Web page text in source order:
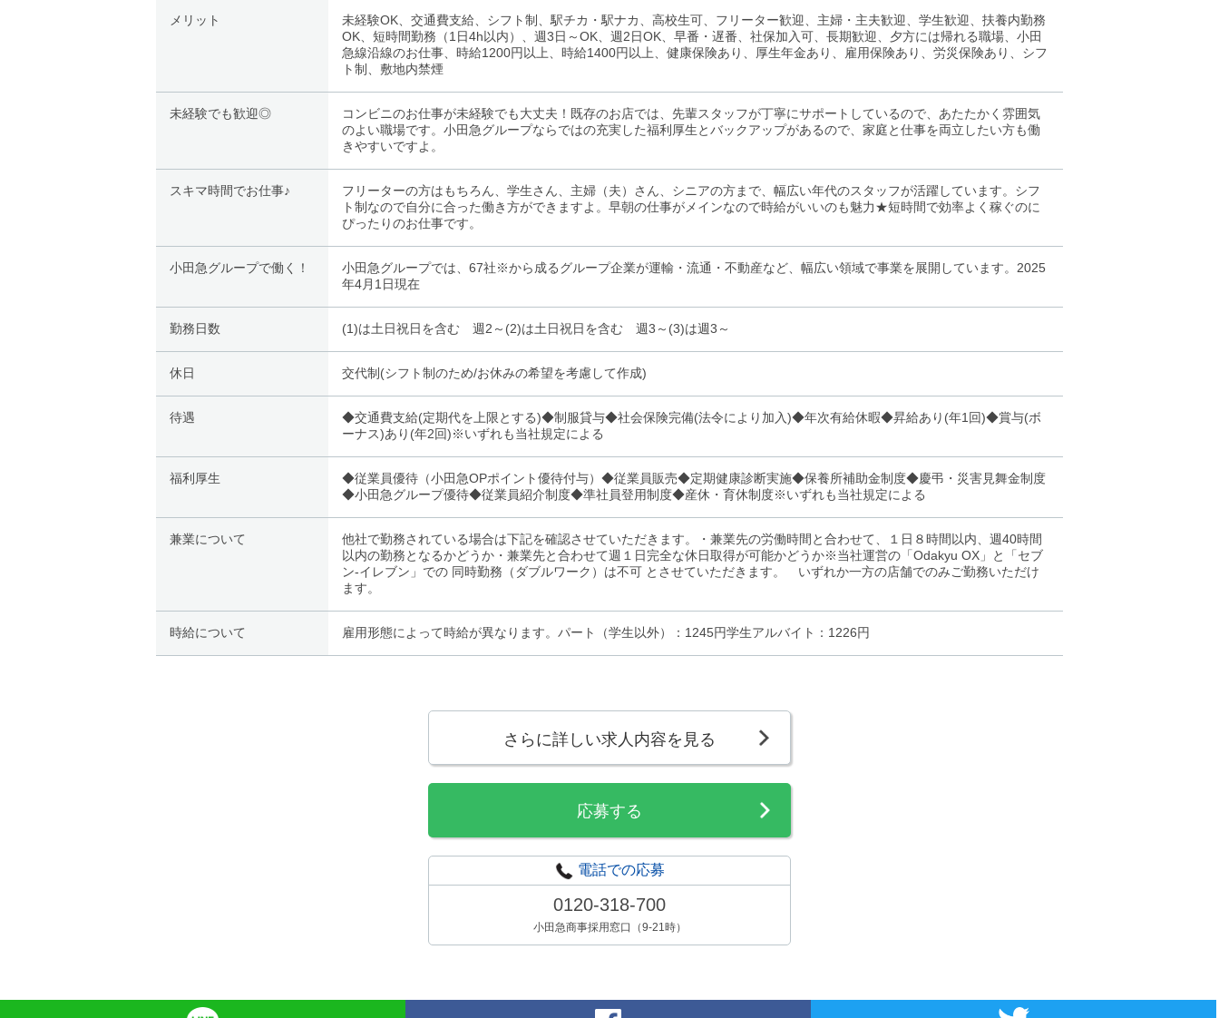
メリット
未経験OK、交通費支給、シフト制、駅チカ・駅ナカ、高校生可、フリーター歓迎、主婦・主夫歓迎、学生歓迎、扶養内勤務
OK、短時間勤務（1日4h以内）、週3日～OK、週2日OK、早番・遅番、社保加入可、長期歓迎、夕方には帰れる職場、小田
急線沿線のお仕事、時給1200円以上、時給1400円以上、健康保険あり、厚生年金あり、雇用保険あり、労災保険あり、シフ
ト制、敷地内禁煙
未経験でも歓迎◎
コンビニのお仕事が未経験でも大丈夫！既存のお店では、先輩スタッフが丁寧にサポートしているので、あたたかく雰囲気
のよい職場です。小田急グループならではの充実した福利厚生とバックアップがあるので、家庭と仕事を両立したい方も働
きやすいですよ。
スキマ時間でお仕事♪
フリーターの方はもちろん、学生さん、主婦（夫）さん、シニアの方まで、幅広い年代のスタッフが活躍しています。シフ
ト制なので自分に合った働き方ができますよ。早朝の仕事がメインなので時給がいいのも魅力★短時間で効率よく稼ぐのに
ぴったりのお仕事です。
小田急グループで働く！
小田急グループでは、67社※から成るグループ企業が運輸・流通・不動産など、幅広い領域で事業を展開しています。2025
年4月1日現在
勤務日数 (1)は土日祝日を含む 週2～(2)は土日祝日を含む 週3～(3)は週3～
休日 交代制(シフト制のため/お休みの希望を考慮して作成)
待遇
◆交通費支給(定期代を上限とする)◆制服貸与◆社会保険完備(法令により加入)◆年次有給休暇◆昇給あり(年1回)◆賞与(ボ
ーナス)あり(年2回)※いずれも当社規定による
福利厚生
◆従業員優待（小田急OPポイント優待付与）◆従業員販売◆定期健康診断実施◆保養所補助金制度◆慶弔・災害見舞金制度
◆小田急グループ優待◆従業員紹介制度◆準社員登用制度◆産休・育休制度※いずれも当社規定による
兼業について
他社で勤務されている場合は下記を確認させていただきます。・兼業先の労働時間と合わせて、１日８時間以内、週40時間
以内の勤務となるかどうか・兼業先と合わせて週１日完全な休日取得が可能かどうか※当社運営の「Odakyu OX」と「セブ
ン-イレブン」での 同時勤務（ダブルワーク）は不可 とさせていただきます。 いずれか一方の店舗でのみご勤務いただけ
ます。
時給について 雇用形態によって時給が異なります。パート（学生以外）：1245円学生アルバイト：1226円
さらに詳しい求人内容を見る
応募する
電話での応募
0120-318-700
小田急商事採用窓口（9-21時）